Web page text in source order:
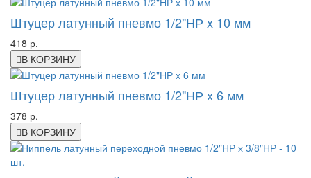
Штуцер латунный пневмо 1/2"НР х 10 мм
418 р.
В КОРЗИНУ
Штуцер латунный пневмо 1/2"НР х 6 мм
378 р.
В КОРЗИНУ